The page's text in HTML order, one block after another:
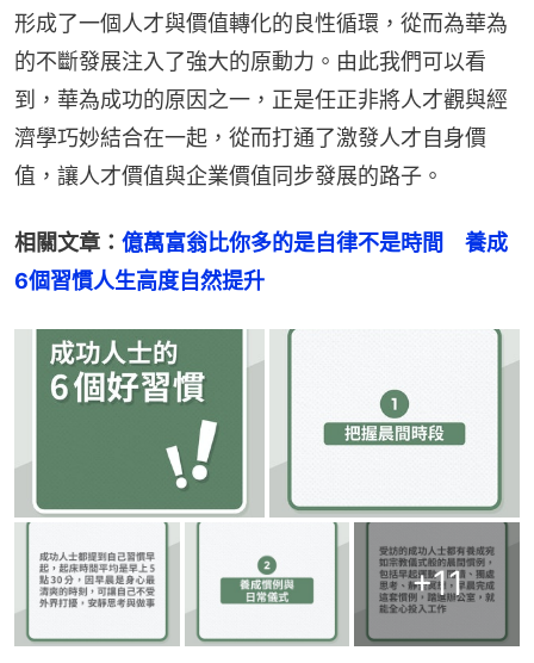
形成了一個人才與價值轉化的良性循環，從而為華為
的不斷發展注入了強大的原動力。由此我們可以看
到，華為成功的原因之一，正是任正非將人才觀與經
濟學巧妙結合在一起，從而打通了激發人才自身價
值，讓人才價值與企業價值同步發展的路子。
相關文章： 億萬富翁比你多的是自律不是時間　養成
6個習慣人生高度自然提升
+11